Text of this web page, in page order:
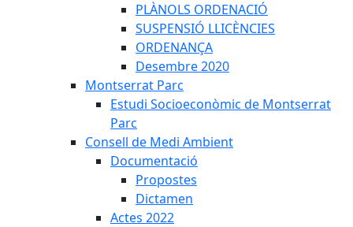
PLÀNOLS ORDENACIÓ
SUSPENSIÓ LLICÈNCIES
ORDENANÇA
Desembre 2020
Montserrat Parc
Estudi Socioeconòmic de Montserrat
Parc
Consell de Medi Ambient
Documentació
Propostes
Dictamen
Actes 2022